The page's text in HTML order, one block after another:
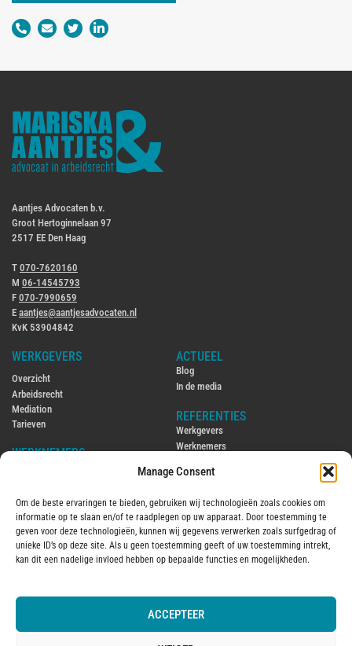
Manage Consent
Om de beste ervaringen te bieden, gebruiken wij technologieën zoals cookies om
informatie op te slaan en/of te raadplegen op uw apparaat. Door toestemming te
geven voor deze technologieën, kunnen wij gegevens verwerken zoals surfgedrag of
unieke ID’s op deze site. Als u geen toestemming geeft of uw toestemming intrekt,
kan dit een nadelige invloed hebben op bepaalde functies en mogelijkheden.
ACCEPTEER
Aantjes Advocaten b.v.
Groot Hertoginnelaan 97
2517 EE Den Haag
T 070-7620160
M 06-14545793
F 070-7990659
E aantjes@aantjesadvocaten.nl
KvK 53904842
WERKGEVERS
Overzicht
Arbeidsrecht
Mediation
Tarieven
WERKNEMERS
Ambtenarenrecht
Mediation
Tarieven
OVER MIJ
ACTUEEL
Blog
In de media
REFERENTIES
Werkgevers
Werknemers
CONTACT
ENGLISH
Hiring and firing employees in the
Netherlands
Employment law in the Netherlands
Vervanging Kantoorklachtenregeling